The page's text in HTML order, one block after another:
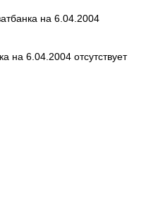
на 6.04.2004
на 6.04.2004 отсутствует